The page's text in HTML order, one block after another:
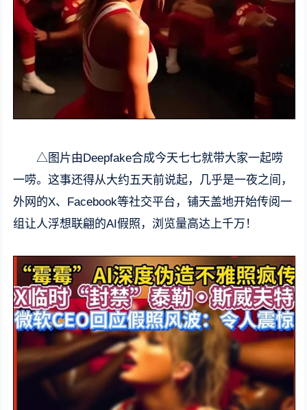
△图片由Deepfake合成今天七七就带大家一起唠
一唠。这事还得从大约五天前说起，几乎是一夜之间，
外网的X、Facebook等社交平台，铺天盖地开始传阅一
组让人浮想联翩的AI假照，浏览量高达上千万！